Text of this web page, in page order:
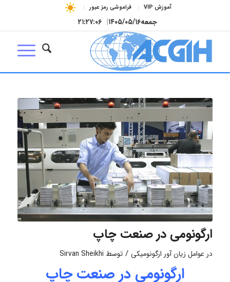
آموزش VIP فراموشی رمز عبور
جمعه۱۴۰۵/۰۵/۱۶| ۲۱:۲۷:۰۷
ارگونومی در صنعت چاپ
در عوامل زیان آور ارگونومیکی / توسط Sirvan Sheikhi
ارگونومی در صنعت چاپ